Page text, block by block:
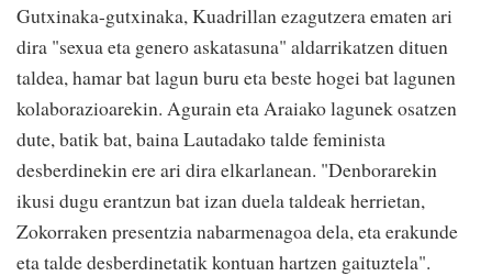
Gutxinaka-gutxinaka, Kuadrillan ezagutzera ematen ari
dira "sexua eta genero askatasuna" aldarrikatzen dituen
taldea, hamar bat lagun buru eta beste hogei bat lagunen
kolaborazioarekin. Agurain eta Araiako lagunek osatzen
dute, batik bat, baina Lautadako talde feminista
desberdinekin ere ari dira elkarlanean. "Denborarekin
ikusi dugu erantzun bat izan duela taldeak herrietan,
Zokorraken presentzia nabarmenagoa dela, eta erakunde
eta talde desberdinetatik kontuan hartzen gaituztela".